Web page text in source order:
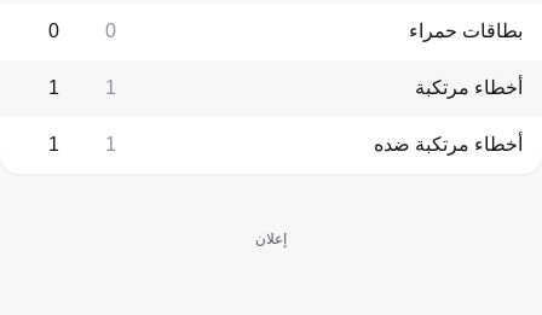
بطاقات حمراء 0
0
أخطاء مرتكبة 1
1
أخطاء مرتكبة ضده 1
1
إعلان